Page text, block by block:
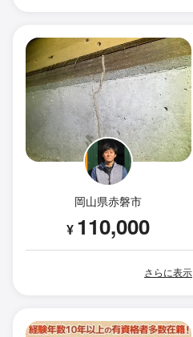
岡山県赤磐市
¥ 110,000
さらに表示